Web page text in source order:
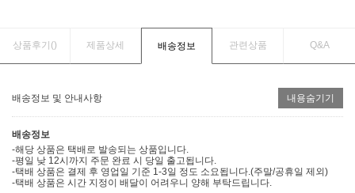
상품후기() 제품상세 배송정보 관련상품 Q&A
배송정보 및 안내사항 내용숨기기
배송정보
-해당 상품은 택배로 발송되는 상품입니다.
-평일 낮 12시까지 주문 완료 시 당일 출고됩니다.
-택배 상품은 결제 후 영업일 기준 1-3일 정도 소요됩니다.(주말/공휴일 제외)
-택배 상품은 시간 지정이 배달이 어려우니 양해 부탁드립니다.